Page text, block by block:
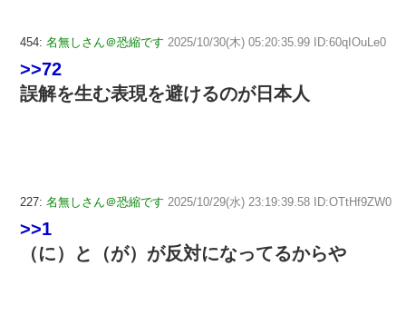
454: 名無しさん＠恐縮です 2025/10/30(木) 05:20:35.99 ID:60qIOuLe0
>>72
誤解を生む表現を避けるのが日本人
227: 名無しさん＠恐縮です 2025/10/29(水) 23:19:39.58 ID:OTtHf9ZW0
>>1
（に）と（が）が反対になってるからや